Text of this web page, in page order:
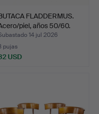
FLADDERMUS.
piel, años 50/60.
14 jul 2026
pujas
USD